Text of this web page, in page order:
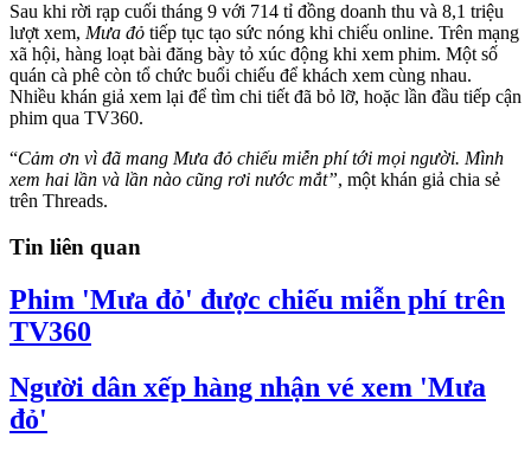
Sau khi rời rạp cuối tháng 9 với 714 tỉ đồng doanh thu và 8,1 triệu
lượt xem, Mưa đỏ tiếp tục tạo sức nóng khi chiếu online. Trên mạng
xã hội, hàng loạt bài đăng bày tỏ xúc động khi xem phim. Một số
quán cà phê còn tổ chức buổi chiếu để khách xem cùng nhau.
Nhiều khán giả xem lại để tìm chi tiết đã bỏ lỡ, hoặc lần đầu tiếp cận
phim qua TV360.
“Cảm ơn vì đã mang Mưa đỏ chiếu miễn phí tới mọi người. Mình
xem hai lần và lần nào cũng rơi nước mắt”, một khán giả chia sẻ
trên Threads.
Tin liên quan
Phim 'Mưa đỏ' được chiếu miễn phí trên
TV360
Người dân xếp hàng nhận vé xem 'Mưa
đỏ'